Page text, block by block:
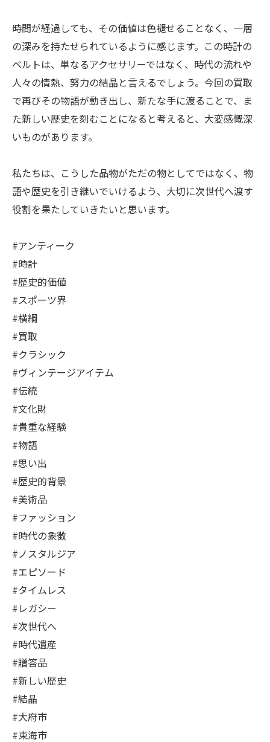
時間が経過しても、その価値は色褪せることなく、一層
の深みを持たせられているように感じます。この時計の
ベルトは、単なるアクセサリーではなく、時代の流れや
人々の情熱、努力の結晶と言えるでしょう。今回の買取
で再びその物語が動き出し、新たな手に渡ることで、ま
た新しい歴史を刻むことになると考えると、大変感慨深
いものがあります。
私たちは、こうした品物がただの物としてではなく、物
語や歴史を引き継いでいけるよう、大切に次世代へ渡す
役割を果たしていきたいと思います。
#アンティーク
#時計
#歴史的価値
#スポーツ界
#横綱
#買取
#クラシック
#ヴィンテージアイテム
#伝統
#文化財
#貴重な経験
#物語
#思い出
#歴史的背景
#美術品
#ファッション
#時代の象徴
#ノスタルジア
#エピソード
#タイムレス
#レガシー
#次世代へ
#時代遺産
#贈答品
#新しい歴史
#結晶
#大府市
#東海市